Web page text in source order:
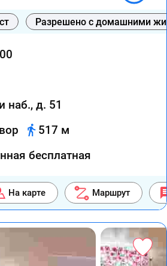
Разрешено с домашними
наб., д. 51
517 м
бесплатная
На карте Маршрут